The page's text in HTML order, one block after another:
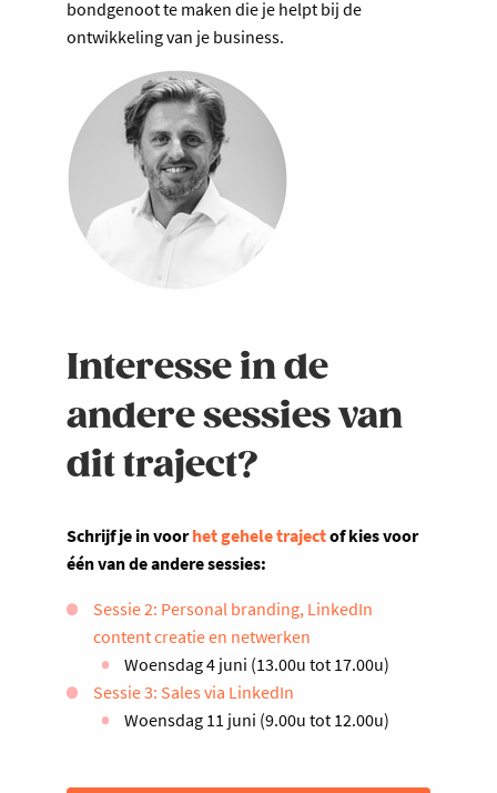
bondgenoot te maken die je helpt bij de
ontwikkeling van je business.
Interesse in de
andere sessies van
dit traject?
Schrijf je in voorhet gehele trajectof kies voor
één van de andere sessies:
Sessie 2: Personal branding, LinkedIn
content creatie en netwerken
Woensdag 4 juni (13.00u tot 17.00u)
Sessie 3: Sales via LinkedIn
Woensdag 11 juni (9.00u tot 12.00u)